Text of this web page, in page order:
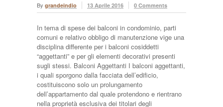
By grandeindio 13 Aprile 2016 0 Comments
In tema di spese dei balconi in condominio, parti
comuni e relativo obbligo di manutenzione vige una
disciplina differente per i balconi cosiddetti
“aggettanti” e per gli elementi decorativi presenti
sugli stessi. Balconi Aggettanti I balconi aggettanti,
i quali sporgono dalla facciata dell’edificio,
costituiscono solo un prolungamento
dell’appartamento dal quale protendono e rientrano
nella proprietà esclusiva dei titolari degli